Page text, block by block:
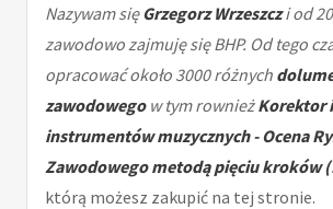
Nazywam sięGrzegorz Wrzeszczi od
zawodowo zajmuję się BHP. Od tego
opracować około 3000 różnych
zawodowegow tym rownieżKorektor
instrumentów muzycznych - Ocena
Zawodowego metodą pięciu kroków
którą możesz zakupić na tej stronie.